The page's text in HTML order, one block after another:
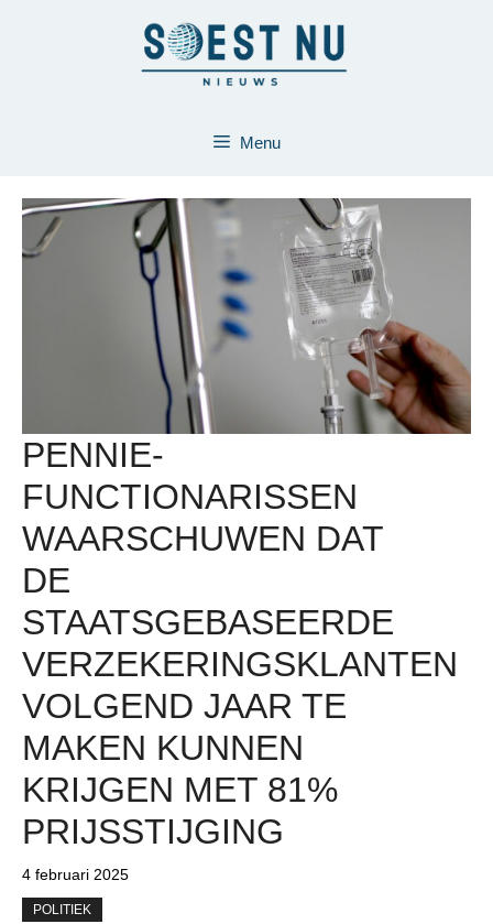
Menu
PENNIE-
FUNCTIONARISSEN
WAARSCHUWEN DAT
DE
STAATSGEBASEERDE
VERZEKERINGSKLANTEN
VOLGEND JAAR TE
MAKEN KUNNEN
KRIJGEN MET 81%
PRIJSSTIJGING
4 februari 2025
POLITIEK